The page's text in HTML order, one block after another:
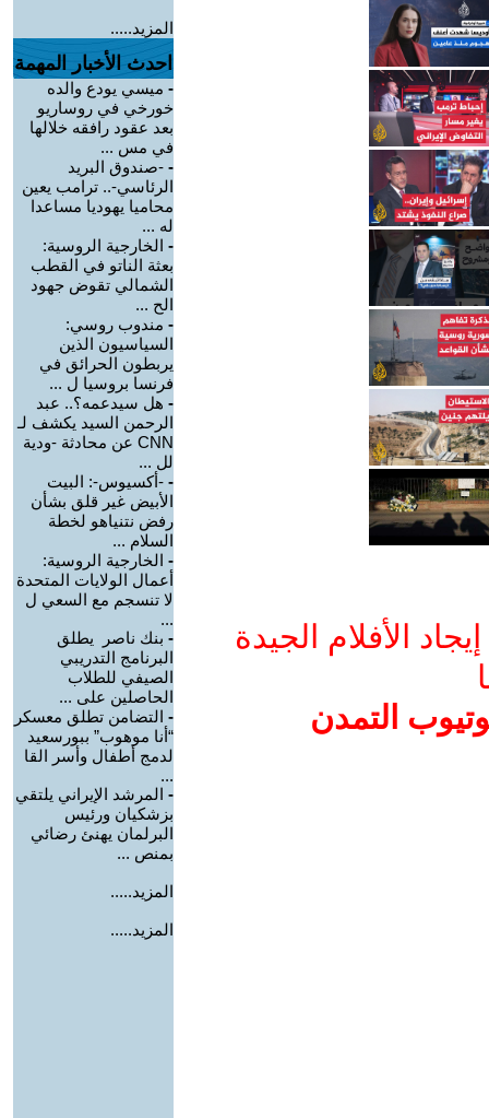
الأفلام الجيدة
التمدن
المزيد.....
احدث الأخبار المهمة
- ميسي يودع والده
خورخي في روساريو
بعد عقود رافقه خلالها
في مس ...
- -صندوق البريد
الرئاسي-.. ترامب يعين
محاميا يهوديا مساعدا
له ...
- الخارجية الروسية:
بعثة الناتو في القطب
الشمالي تقوض جهود
الح ...
- مندوب روسي:
السياسيون الذين
يربطون الحرائق في
فرنسا بروسيا ل ...
- هل سيدعمه؟.. عبد
الرحمن السيد يكشف لـ
CNN عن محادثة -ودية
لل ...
- -أكسيوس-: البيت
الأبيض غير قلق بشأن
رفض نتنياهو لخطة
السلام ...
- الخارجية الروسية:
أعمال الولايات المتحدة
لا تنسجم مع السعي ل
...
- بنك ناصر يطلق
البرنامج التدريبي
الصيفي للطلاب
الحاصلين على ...
- التضامن تطلق معسكر
“أنا موهوب” ببورسعيد
لدمج أطفال وأسر القا
...
- المرشد الإيراني يلتقي
بزشكيان ورئيس
البرلمان يهنئ رضائي
بمنص ...
المزيد.....
المزيد.....